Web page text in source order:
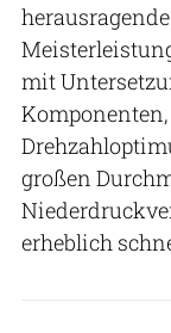
mit
großen
erheblich